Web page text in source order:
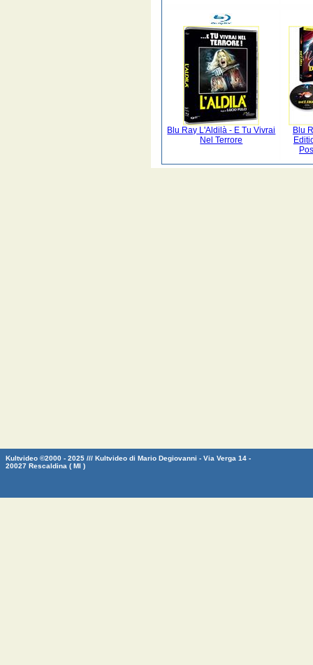
Blu Ray L'Aldilà - E Tu Vivrai
Nel Terrore
Blu
Kultvideo ©2000 - 2025 /// Kultvideo di Mario Degiovanni - Via Verga 14 -
20027 Rescaldina ( MI )